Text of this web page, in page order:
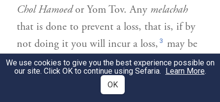
Chol Hamoedor Yom Tov. Any melachah
that is done to prevent a loss, that is, if by
not doing it you will incur a loss, 3 may be
done. But you should be very careful not
to do any melachahthat is forbidden on
because our Rabbis, of blessed
We use cookies to give you the best experience possible on
our site. Click OK to continue using Sefaria. Learn More.
OK